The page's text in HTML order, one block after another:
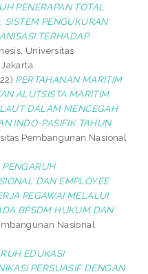
PENERAPAN TOTAL
PENGUKURAN
TERHADAP
Universitas
PERTAHANAN MARITIM
ALUTSISTA MARITIM
DALAM MENCEGAH
INDO-PASIFIK TAHUN
Pembangunan Nasional
PENGARUH
DAN EMPLOYEE
PEGAWAI MELALUI
BPSDM HUKUM DAN
Nasional
EDUKASI
PERSUASIF DENGAN